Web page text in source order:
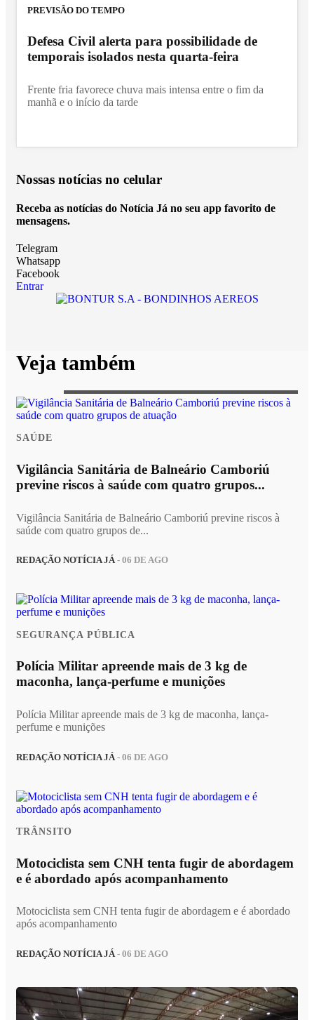
PREVISÃO DO TEMPO
Defesa Civil alerta para possibilidade de
temporais isolados nesta quarta-feira
Frente fria favorece chuva mais intensa entre o fim da
manhã e o início da tarde
Nossas notícias no celular
Receba as notícias do Notícia Já no seu app favorito de
mensagens.
Telegram
Whatsapp
Facebook
Entrar
Veja também
SAÚDE
Vigilância Sanitária de Balneário Camboriú
previne riscos à saúde com quatro grupos...
Vigilância Sanitária de Balneário Camboriú previne riscos à
saúde com quatro grupos de...
REDAÇÃO NOTÍCIA JÁ- 06 DE AGO
SEGURANÇA PÚBLICA
Polícia Militar apreende mais de 3 kg de
maconha, lança-perfume e munições
Polícia Militar apreende mais de 3 kg de maconha, lança-
perfume e munições
REDAÇÃO NOTÍCIA JÁ - 06 DE AGO
TRÂNSITO
Motociclista sem CNH tenta fugir de abordagem
e é abordado após acompanhamento
Motociclista sem CNH tenta fugir de abordagem e é abordado
após acompanhamento
REDAÇÃO NOTÍCIA JÁ- 06 DE AGO